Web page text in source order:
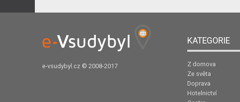
e-vsudybyl.cz © 2008-2017
KATEGORIE
Z domova
Ze světa
Doprava
Hotelnictví